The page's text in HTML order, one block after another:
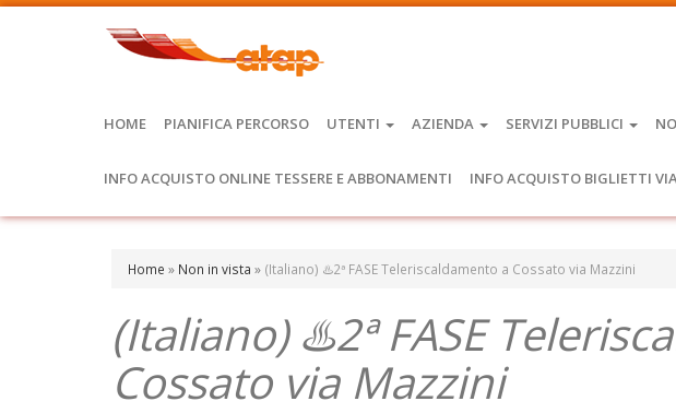
HOME PIANIFICA PERCORSO UTENTI AZIENDA SERVIZI PUBBLICI
INFO ACQUISTO ONLINE TESSERE E ABBONAMENTI INFO ACQUISTO BIGLIETTI
Home » Non in vista » (Italiano) ♨️2ª FASE Teleriscaldamento a Cossato via Mazzini
(Italiano) ♨️2ª FASE
Cossato via Mazzini